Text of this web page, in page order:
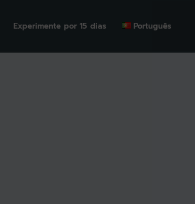
Experimente por 15 dias Português